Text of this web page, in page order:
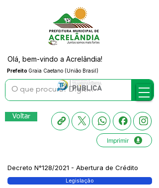
Prefeito Graia Caetano (União Brasil)
Olá, bem-vindo a Acrelândia!
Voltar
Imprimir
Decreto N°128/2021 - Abertura de Crédito
Legislação